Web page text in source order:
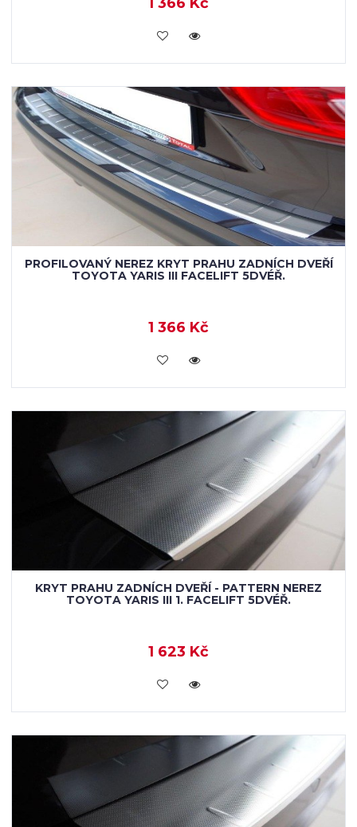
KOUPIT
PROFILOVANÝ NEREZ KRYT PRAHU ZADNÍCH DVEŘÍ
TOYOTA YARIS III FACELIFT 5DVÉŘ.
1 366 Kč
KOUPIT
KRYT PRAHU ZADNÍCH DVEŘÍ - PATTERN NEREZ
TOYOTA YARIS III 1. FACELIFT 5DVÉŘ.
1 623 Kč
KOUPIT